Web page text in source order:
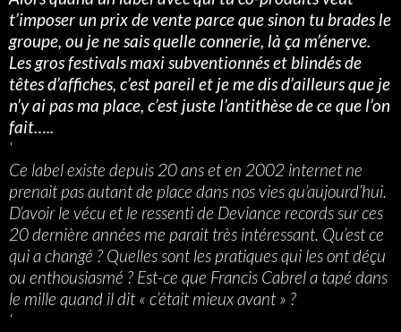
t’imposer un prix de vente parce que sinon tu brades le
groupe, ou je ne sais quelle connerie, là ça m’énerve.
Les gros festivals maxi subventionnés et blindés de
têtes d’affiches, c’est pareil et je me dis d’ailleurs que je
n’y ai pas ma place, c’est juste l’antithèse de ce que l’on
fait…..
‘
Ce label existe depuis 20 ans et en 2002 internet ne
prenait pas autant de place dans nos vies qu’aujourd’hui.
D’avoir le vécu et le ressenti de Deviance records sur ces
20 dernière années me parait très intéressant. Qu’est ce
qui a changé ? Quelles sont les pratiques qui les ont déçu
ou enthousiasmé ? Est-ce que Francis Cabrel a tapé dans
le mille quand il dit « c’était mieux avant » ?
‘